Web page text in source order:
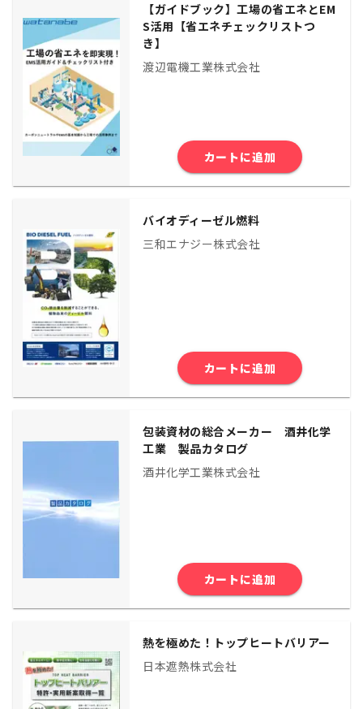
【ガイドブック】工場の省エネとEM
S活用【省エネチェックリストつ
き】
渡辺電機工業株式会社
カートに追加
バイオディーゼル燃料
三和エナジー株式会社
カートに追加
包装資材の総合メーカー 酒井化学
工業 製品カタログ
酒井化学工業株式会社
カートに追加
熱を極めた！トップヒートバリアー
日本遮熱株式会社